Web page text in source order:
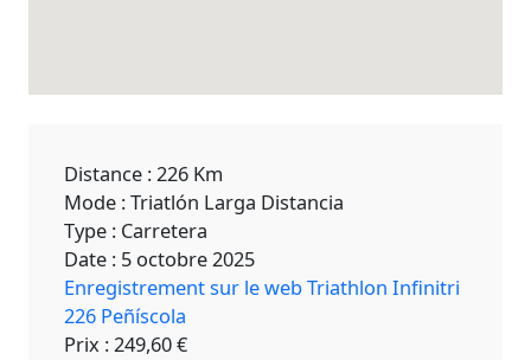
Distance : 226 Km
Mode : Triatlón Larga Distancia
Type : Carretera
Date : 5 octobre 2025
Enregistrement sur le web Triathlon Infinitri
226 Peñíscola
Prix : 249,60 €